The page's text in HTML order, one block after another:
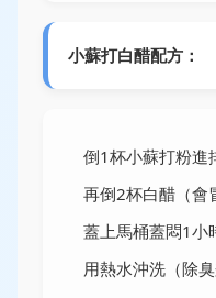
小蘇打白醋配方：
倒1杯小蘇打粉進
再倒2杯白醋（會
蓋上馬桶蓋悶1小
用熱水沖洗（除臭